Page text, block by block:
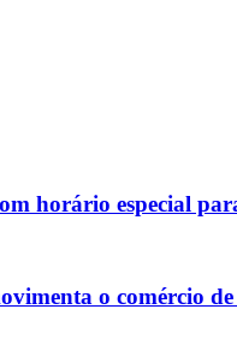
horário especial
o comércio